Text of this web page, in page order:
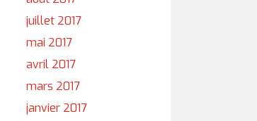
juillet 2017
mai 2017
avril 2017
mars 2017
janvier 2017